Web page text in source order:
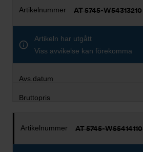
AT 5745-W54313210
Artikeln har utgått
Viss avvikelse kan förekomma
AT 5745-W55414110